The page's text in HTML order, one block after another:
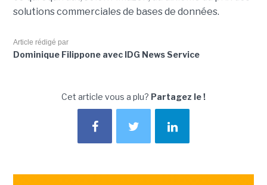
solutions commerciales de bases de données.
Article rédigé par
Dominique Filippone avec IDG News Service
Cet article vous a plu? Partagez le !